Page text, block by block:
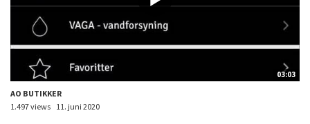
03:03
AO BUTIKKER
1.497 views 11. juni 2020